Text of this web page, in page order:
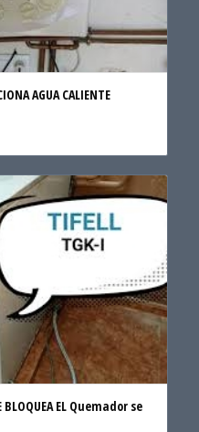
AGUA CALIENTE
BLOQUEA EL Quemador se